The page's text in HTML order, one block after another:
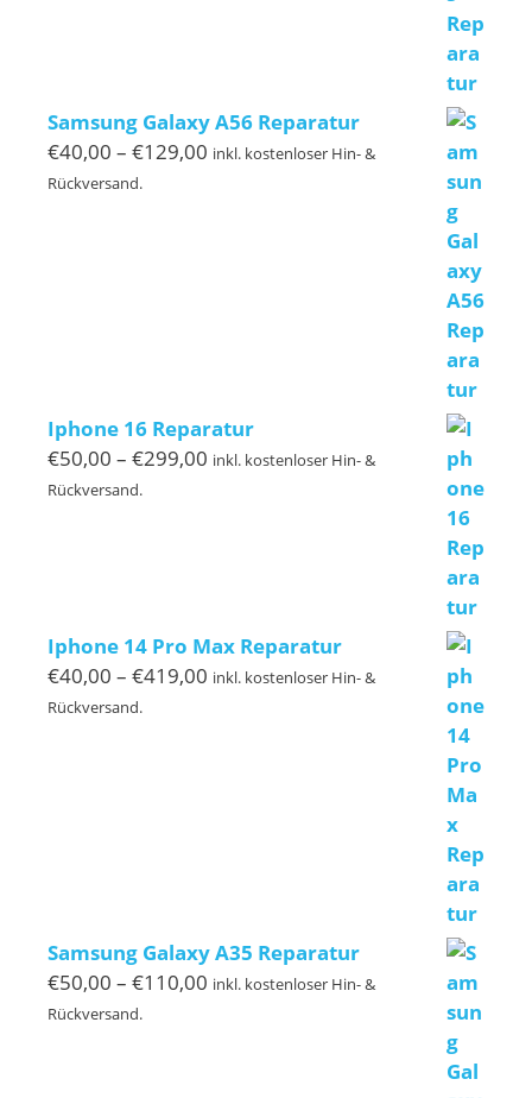
Samsung Galaxy A56 Reparatur
€40,00 – €129,00 Preisspanne:
inkl. kostenloser Hin- &
Rückversand.
Iphone 16 Reparatur
€50,00 – €299,00 Preisspanne:
inkl. kostenloser Hin- &
Rückversand.
Iphone 14 Pro Max Reparatur
€40,00 – €419,00 Preisspanne:
inkl. kostenloser Hin- &
Rückversand.
Samsung Galaxy A35 Reparatur
€50,00 – €110,00 Preisspanne:
inkl. kostenloser Hin- &
Rückversand.